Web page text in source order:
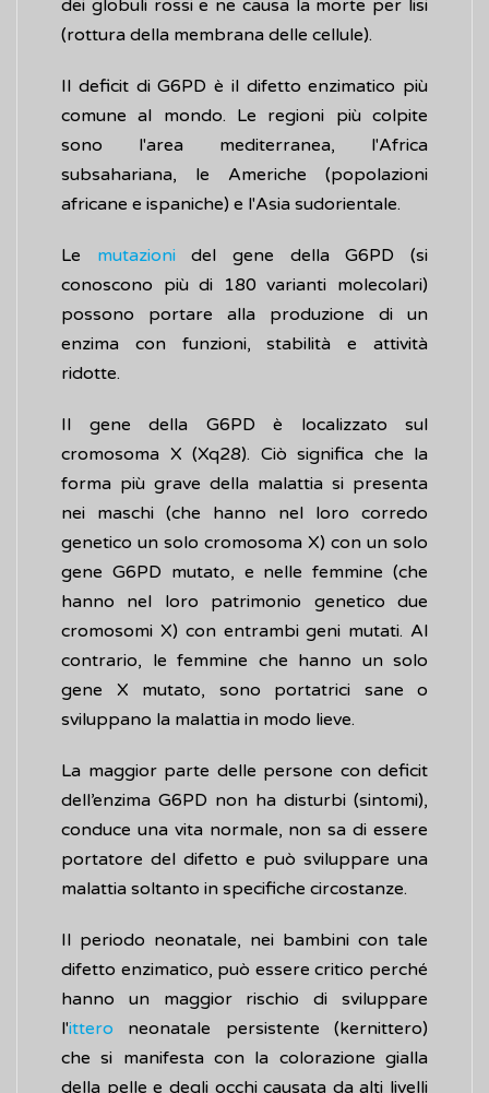
dei globuli rossi e ne causa la morte per lisi
(rottura della membrana delle cellule).
Il deficit di G6PD è il difetto enzimatico più
comune al mondo. Le regioni più colpite
sono l'area mediterranea, l'Africa
subsahariana, le Americhe (popolazioni
africane e ispaniche) e l'Asia sudorientale.
Le mutazionidel gene della G6PD (si
conoscono più di 180 varianti molecolari)
possono portare alla produzione di un
enzima con funzioni, stabilità e attività
ridotte.
Il gene della G6PD è localizzato sul
cromosoma X (Xq28). Ciò significa che la
forma più grave della malattia si presenta
nei maschi (che hanno nel loro corredo
genetico un solo cromosoma X) con un solo
gene G6PD mutato, e nelle femmine (che
hanno nel loro patrimonio genetico due
cromosomi X) con entrambi geni mutati. Al
contrario, le femmine che hanno un solo
gene X mutato, sono portatrici sane o
sviluppano la malattia in modo lieve.
La maggior parte delle persone con deficit
dell’enzima G6PD non ha disturbi (sintomi),
conduce una vita normale, non sa di essere
portatore del difetto e può sviluppare una
malattia soltanto in specifiche circostanze.
Il periodo neonatale, nei bambini con tale
difetto enzimatico, può essere critico perché
hanno un maggior rischio di sviluppare
l'ittero neonatale persistente (kernittero)
che si manifesta con la colorazione gialla
della pelle e degli occhi causata da alti livelli